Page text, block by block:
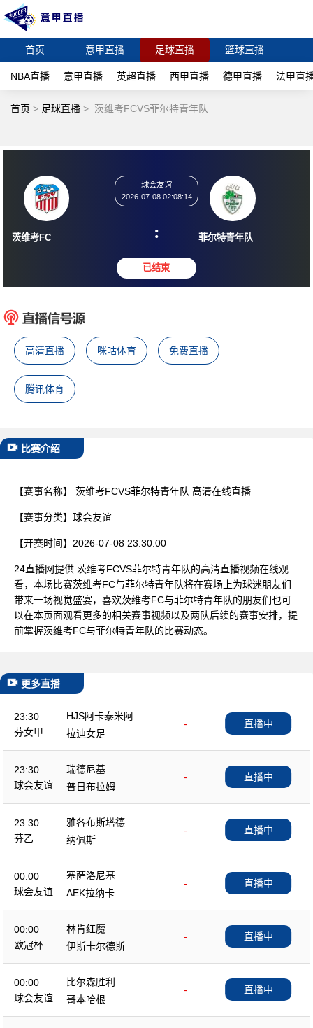
首页 意甲直播 足球直播 篮球直播
NBA直播 意甲直播 英超直播 西甲直播 德甲直播 法甲直
首页 > 足球直播 > 茨维考FCVS菲尔特青年队
茨维考FC
2026-07-08 02:08:14
: 菲尔特青年队
高清直播 咪咕体育 免费直播
腾讯体育
比赛介绍
【赛事名称】 茨维考FCVS菲尔特青年队 高清在线直播
【赛事分类】 球会友谊
【开赛时间】 2026-07-08 23:30:00
24直播网提供 茨维考FCVS菲尔特青年队的高清直播视频在线观
看，本场比赛茨维考FC与菲尔特青年队将在赛场上为球迷朋友们
带来一场视觉盛宴，喜欢茨维考FC与菲尔特青年队的朋友们也可
以在本页面观看更多的相关赛事视频以及两队后续的赛事安排，提
前掌握茨维考FC与菲尔特青年队的比赛动态。
更多直播
23:30
芬女甲
HJS阿卡泰米阿女
足
-
拉迪女足
直播中
23:30
球会友谊
瑞德尼基
-
普日布拉姆
直播中
23:30
芬乙
雅各布斯塔德
-
纳佩斯
直播中
00:00
球会友谊
塞萨洛尼基
-
AEK拉纳卡
直播中
00:00
欧冠杯
林肯红魔
-
伊斯卡尔德斯
直播中
00:00
球会友谊
比尔森胜利
-
哥本哈根
直播中